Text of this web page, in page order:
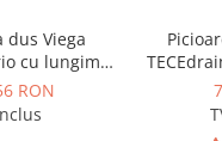
dus Viega
cu lungime
1200 mm,
redusa
RON